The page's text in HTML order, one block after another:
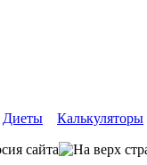
Диеты Калькуляторы